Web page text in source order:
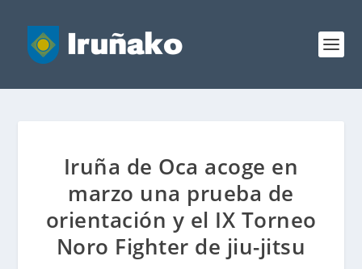
Iruña de Oca acoge en
marzo una prueba de
orientación y el IX Torneo
Noro Fighter de jiu-jitsu